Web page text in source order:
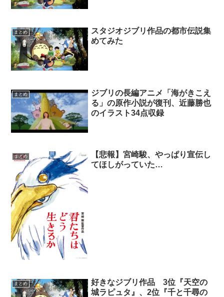
まとめ
スタジオジブリ作品の都市伝説集
めてみた
まとめ
ジブリの長編アニメ「海がきこえ
る」の原作小説が復刊、近藤勝也
のイラスト34点収録
まとめ
【悲報】宮崎駿、やっぱり宣伝し
てほしがっていた…
まとめ
好きなジブリ作品 3位『天空の
城ラピュタ』、2位『千と千尋の